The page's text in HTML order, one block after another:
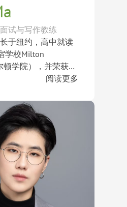
试与写作教练
于纽约，高中就读
学校Milton
顿学院），并荣获学
领袖奖（Outstanding
理学院Bowdoin
院）学习经济学、
学，并在复旦大学完
化硕士学位。目前，
College校友面
优秀学生的选拔与评
有扎实的批判性思
公众演讲能力。他擅
个人亮点，提升表达
书指导、面试培训及
生展现最真实且最具
作七年多来，Kevin
学生获得世界顶尖大
省理工学院
法尼亚大学
）、达
阅读更多